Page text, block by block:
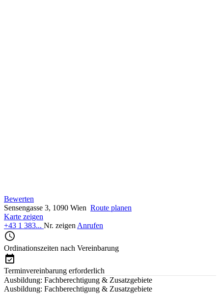
Bewerten
Sensengasse 3, 1090 Wien Route planen
Karte zeigen
+43 1 383... Nr. zeigen Anrufen
Ordinationszeiten nach Vereinbarung
Terminvereinbarung erforderlich
Ausbildung: Fachberechtigung & Zusatzgebiete
Ausbildung: Fachberechtigung & Zusatzgebiete